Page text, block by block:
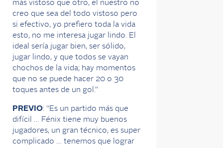
más vistoso que otro, el nuestro no
creo que sea del todo vistoso pero
si efectivo, yo prefiero toda la vida
esto, no me interesa jugar lindo. El
ideal sería jugar bien, ser sólido,
jugar lindo, y que todos se vayan
chochos de la vida; hay momentos
que no se puede hacer 20 o 30
toques antes de un gol.”
PREVIO: “Es un partido más que
difícil … Fénix tiene muy buenos
jugadores, un gran técnico, es super
complicado … tenemos que lograr